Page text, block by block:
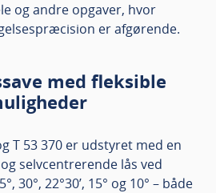
og andre opgaver, hvor
er afgørende.
med fleksible
T 53 370 er udstyret med en
selvcentrerende lås ved
30°, 22°30’, 15° og 10° – både